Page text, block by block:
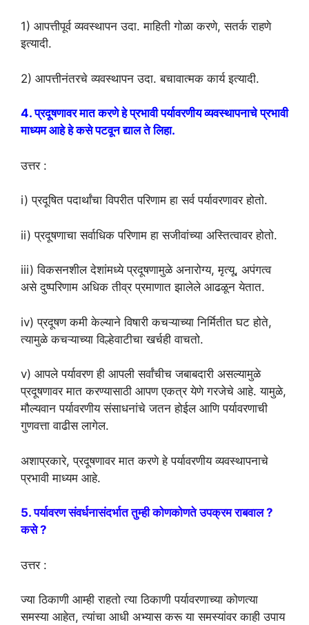
1) आपत्तीपूर्व व्यवस्थापन उदा. माहिती गोळा करणे, सतर्क राहणे
इत्यादी.
2) आपत्तीनंतरचे व्यवस्थापन उदा. बचावात्मक कार्य इत्यादी.
4. प्रदूषणावर मात करणे हे प्रभावी पर्यावरणीय व्यवस्थापनाचे प्रभावी
माध्यम आहे हे कसे पटवून द्याल ते लिहा.
उत्तर :
i) प्रदूषित पदार्थांचा विपरीत परिणाम हा सर्व पर्यावरणावर होतो.
ii) प्रदूषणाचा सर्वाधिक परिणाम हा सजीवांच्या अस्तित्वावर होतो.
iii) विकसनशील देशांमध्ये प्रदूषणामुळे अनारोग्य, मृत्यू, अपंगत्व
असे दुष्परिणाम अधिक तीव्र प्रमाणात झालेले आढळून येतात.
iv) प्रदूषण कमी केल्याने विषारी कचऱ्याच्या निर्मितीत घट होते,
त्यामुळे कचऱ्याच्या विल्हेवाटीचा खर्चही वाचतो.
v) आपले पर्यावरण ही आपली सर्वांचीच जबाबदारी असल्यामुळे
प्रदूषणावर मात करण्यासाठी आपण एकत्र येणे गरजेचे आहे. यामुळे,
मौल्यवान पर्यावरणीय संसाधनांचे जतन होईल आणि पर्यावरणाची
गुणवत्ता वाढीस लागेल.
अशाप्रकारे, प्रदूषणावर मात करणे हे पर्यावरणीय व्यवस्थापनाचे
प्रभावी माध्यम आहे.
5. पर्यावरण संवर्धनासंदर्भात तुम्ही कोणकोणते उपक्रम राबवाल ?
कसे ?
उत्तर :
ज्या ठिकाणी आम्ही राहतो त्या ठिकाणी पर्यावरणाच्या कोणत्या
समस्या आहेत, त्यांचा आधी अभ्यास करू या समस्यांवर काही उपाय